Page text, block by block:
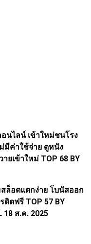
นไลน์ เข้าใหม่ชนโรง
มีค่าใช้จ่าย ดูหนัง
ยเข้าใหม่ TOP 68 BY
สล็อตแตกง่าย โบนัสออก
ดิตฟรี TOP 57 BY
18 ส.ค. 2025